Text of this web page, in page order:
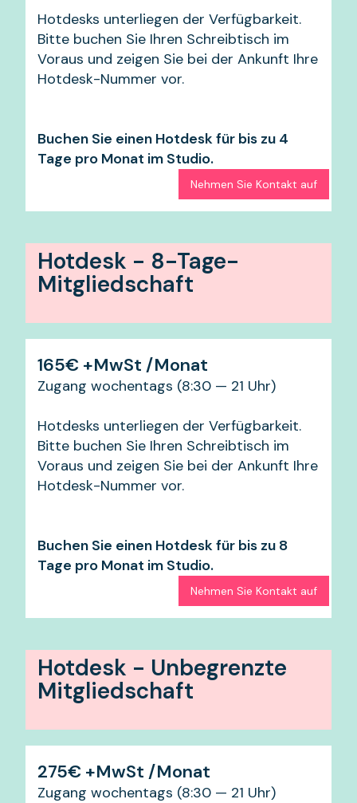
Hotdesks unterliegen der Verfügbarkeit.
Bitte buchen Sie Ihren Schreibtisch im
Voraus und zeigen Sie bei der Ankunft Ihre
Hotdesk-Nummer vor.
Buchen Sie einen Hotdesk für bis zu 4
Tage pro Monat im Studio.
Nehmen Sie Kontakt auf
Hotdesk - 8-Tage-
Mitgliedschaft
165€ +MwSt /Monat
Zugang wochentags (8:30 — 21 Uhr)
Hotdesks unterliegen der Verfügbarkeit.
Bitte buchen Sie Ihren Schreibtisch im
Voraus und zeigen Sie bei der Ankunft Ihre
Hotdesk-Nummer vor.
Buchen Sie einen Hotdesk für bis zu 8
Tage pro Monat im Studio.
Nehmen Sie Kontakt auf
Hotdesk - Unbegrenzte
Mitgliedschaft
275€ +MwSt /Monat
Zugang wochentags (8:30 — 21 Uhr)